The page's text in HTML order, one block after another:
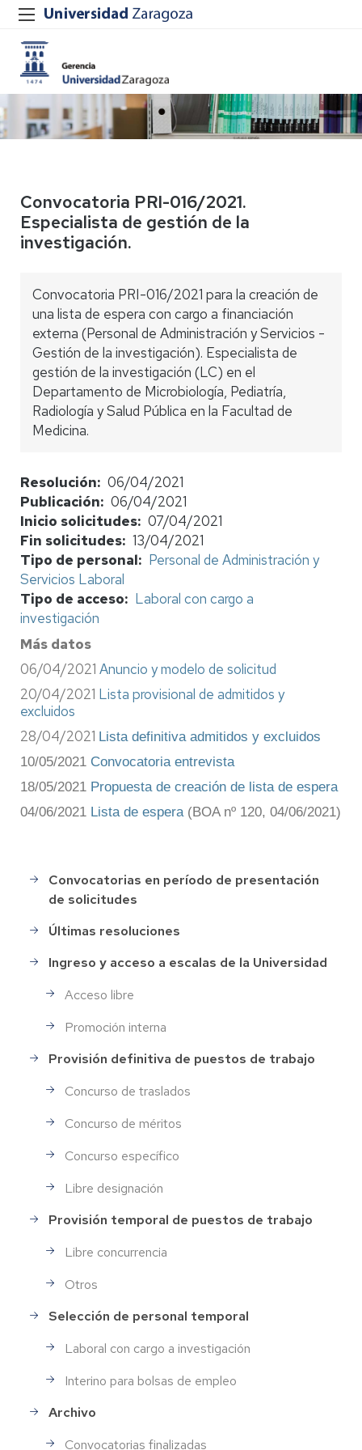
Convocatoria PRI-016/2021.
Especialista de gestión de la
investigación.
Convocatoria PRI-016/2021 para la creación de
una lista de espera con cargo a financiación
externa (Personal de Administración y Servicios -
Gestión de la investigación). Especialista de
gestión de la investigación (LC) en el
Departamento de Microbiología, Pediatría,
Radiología y Salud Pública en la Facultad de
Medicina.
Resolución
06/04/2021
Publicación
06/04/2021
Inicio solicitudes 07/04/2021
Fin solicitudes 13/04/2021
Tipo de personal
Personal de Administración y
Servicios Laboral
Tipo de acceso
Laboral con cargo a
investigación
Más datos
06/04/2021 Anuncio y modelo de solicitud
20/04/2021 Lista provisional de admitidos y
excluidos
28/04/2021 Lista definitiva admitidos y excluidos
10/05/2021 Convocatoria entrevista
18/05/2021 Propuesta de creación de lista de espera
04/06/2021 Lista de espera (BOA nº 120, 04/06/2021)
Selección
de
Personal
Convocatorias en período de presentación
de solicitudes
Últimas resoluciones
Ingreso y acceso a escalas de la Universidad
Acceso libre
Promoción interna
Provisión definitiva de puestos de trabajo
Concurso de traslados
Concurso de méritos
Concurso específico
Libre designación
Provisión temporal de puestos de trabajo
Libre concurrencia
Otros
Selección de personal temporal
Laboral con cargo a investigación
Interino para bolsas de empleo
Archivo
Convocatorias finalizadas